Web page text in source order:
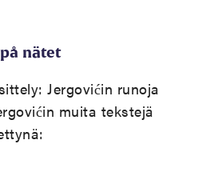
nätet
Jergovićin runoja
muita tekstejä